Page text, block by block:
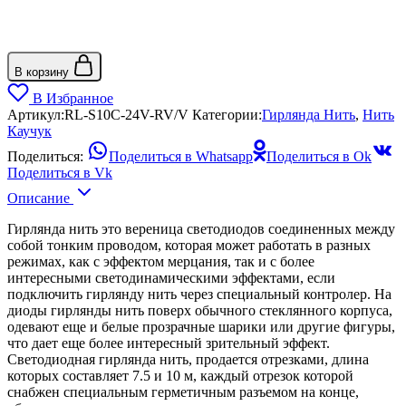
В корзину
В Избранное
Артикул:RL-S10C-24V-RV/V Категории:Гирлянда Нить, Нить
Каучук
Поделиться:
Поделиться в Whatsapp
Поделиться в Ok
Поделиться в Vk
Описание
Гирлянда нить это вереница светодиодов соединенных между
собой тонким проводом, которая может работать в разных
режимах, как с эффектом мерцания, так и с более
интересными светодинамическими эффектами, если
подключить гирлянду нить через специальный контролер. На
диоды гирлянды нить поверх обычного стеклянного корпуса,
одевают еще и белые прозрачные шарики или другие фигуры,
что дает еще более интересный зрительный эффект.
Светодиодная гирлянда нить, продается отрезками, длина
которых составляет 7.5 и 10 м, каждый отрезок которой
снабжен специальным герметичным разъемом на конце,